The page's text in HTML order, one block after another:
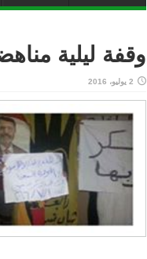
وقفة ليلية
2 يوليو، 2016